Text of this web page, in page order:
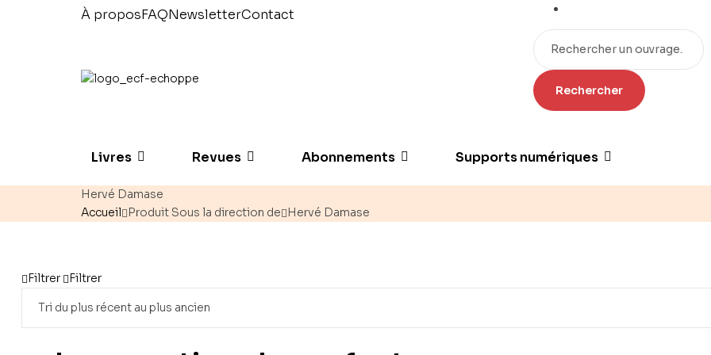
À proposFAQNewsletterContact
Livres Revues Abonnements Supports numériques
Hervé Damase
Accueil
Produit Sous la direction de Hervé Damase
Filtrer Filtrer